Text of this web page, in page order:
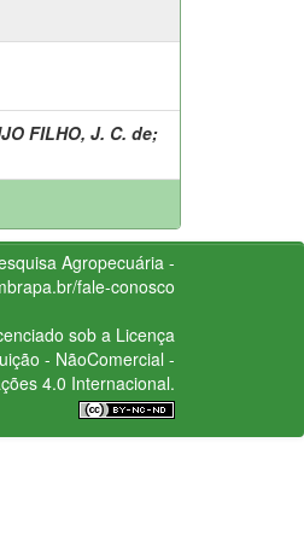
FILHO, J. C. de;
Agropecuária -
fale-conosco
sob a Licença
- NãoComercial -
4.0 Internacional.